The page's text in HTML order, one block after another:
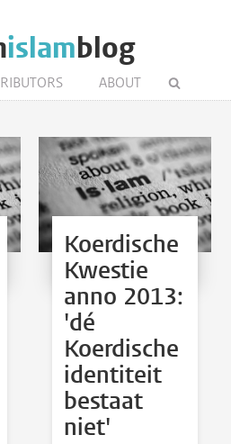
islamblog
ABOUT
Koerdische
Kwestie
anno 2013:
'dé
Koerdische
identiteit
bestaat
niet'